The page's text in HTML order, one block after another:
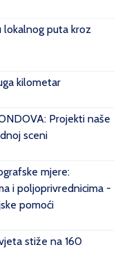
lokalnog puta kroz
kilometar
Projekti naše
sceni
mjere:
i poljoprivrednicima -
pomoći
stiže na 160